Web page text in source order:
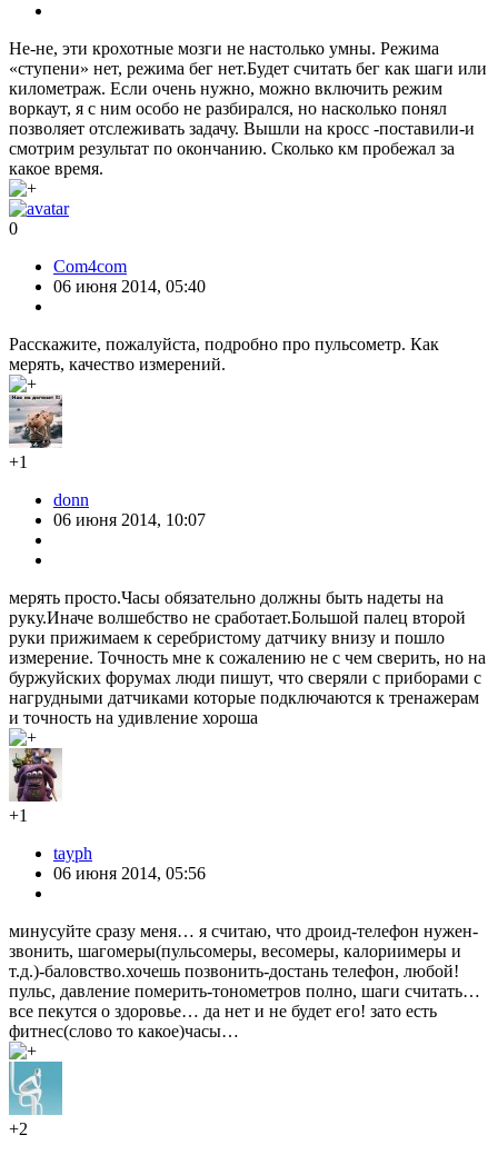
Не-не, эти крохотные мозги не настолько умны. Режима
«ступени» нет, режима бег нет.Будет считать бег как шаги или
километраж. Если очень нужно, можно включить режим
воркаут, я с ним особо не разбирался, но насколько понял
позволяет отслеживать задачу. Вышли на кросс -поставили-и
смотрим результат по окончанию. Сколько км пробежал за
какое время.
0
Com4com
06 июня 2014, 05:40
Расскажите, пожалуйста, подробно про пульсометр. Как
мерять, качество измерений.
+1
donn
06 июня 2014, 10:07
мерять просто.Часы обязательно должны быть надеты на
руку.Иначе волшебство не сработает.Большой палец второй
руки прижимаем к серебристому датчику внизу и пошло
измерение. Точность мне к сожалению не с чем сверить, но на
буржуйских форумах люди пишут, что сверяли с приборами с
нагрудными датчиками которые подключаются к тренажерам
и точность на удивление хороша
+1
tayph
06 июня 2014, 05:56
минусуйте сразу меня… я считаю, что дроид-телефон нужен-
звонить, шагомеры(пульсомеры, весомеры, калориимеры и
т.д.)-баловство.хочешь позвонить-достань телефон, любой!
пульс, давление померить-тонометров полно, шаги считать…
все пекутся о здоровье… да нет и не будет его! зато есть
фитнес(слово то какое)часы…
+2